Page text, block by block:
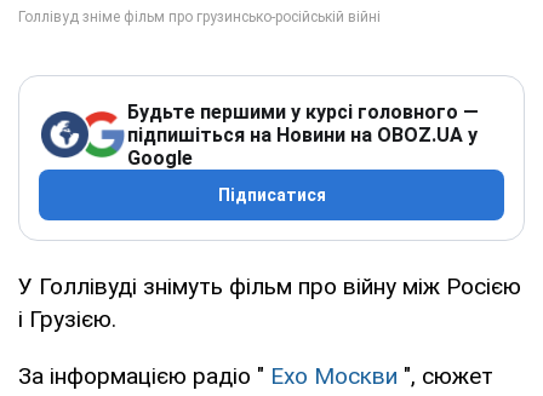
Будьте першими у курсі головного —
підпишіться на Новини на OBOZ.UA у
Google
Підписатися
У Голлівуді знімуть фільм про війну між Росією
і Грузією.
За інформацією радіо " Ехо Москви ", сюжет